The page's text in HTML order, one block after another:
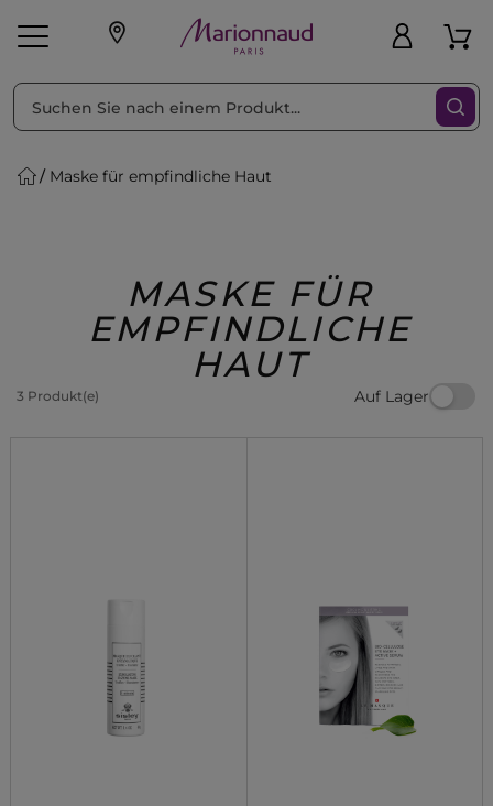
Geschenke
Maske für empfindliche Haut
MASKE FÜR
EMPFINDLICHE
HAUT
3 Produkt(e) Auf Lager
sortieren nach Filter